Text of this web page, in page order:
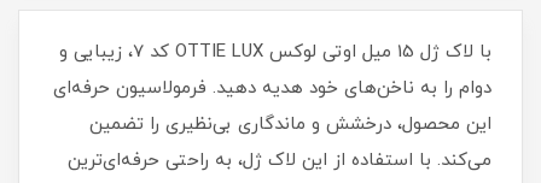
با لاک ژل 15 میل اوتی لوکس OTTIE LUX کد 7، زیبایی و
دوام را به ناخن‌های خود هدیه دهید. فرمولاسیون حرفه‌ای
این محصول، درخشش و ماندگاری بی‌نظیری را تضمین
می‌کند. با استفاده از این لاک ژل، به راحتی حرفه‌ای‌ترین